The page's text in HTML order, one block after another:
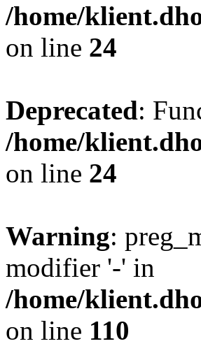
/home/
on line 24
Deprecated:
/home/
on line 24
Warning:
modifier '-' in
/home/
on line 110